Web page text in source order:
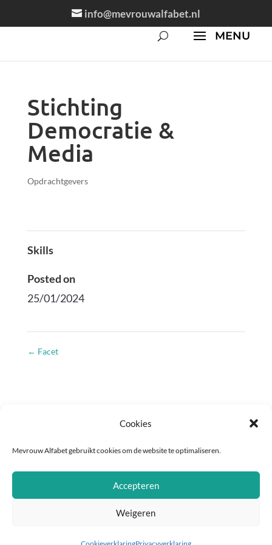
Cookies
Mevrouw Alfabet gebruikt cookies om de website te optimaliseren.
Accepteren
Weigeren
info@mevrouwalfabet.nl
Stichting
Democratie &
Media
Opdrachtgevers
Skills
Posted on
25/01/2024
← Facet
| Fotografie:Carola Doornbos